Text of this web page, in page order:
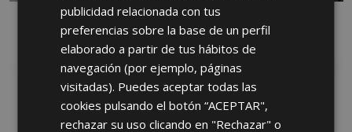
PASTA ROJA, PASTA BLANCA
ARDEN
PASTA BLANCA
GERMAN
publicidad relacionada con tus
preferencias sobre la base de un perfil
elaborado a partir de tus hábitos de
navegación (por ejemplo, páginas
visitadas). Puedes aceptar todas las
cookies pulsando el botón “ACEPTAR",
rechazar su uso clicando en "Rechazar" o